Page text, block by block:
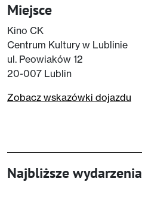
Miejsce
Kino CK
Centrum Kultury w Lublinie
ul. Peowiaków 12
20-007 Lublin
Zobacz wskazówki dojazdu
Najbliższe wydarzenia